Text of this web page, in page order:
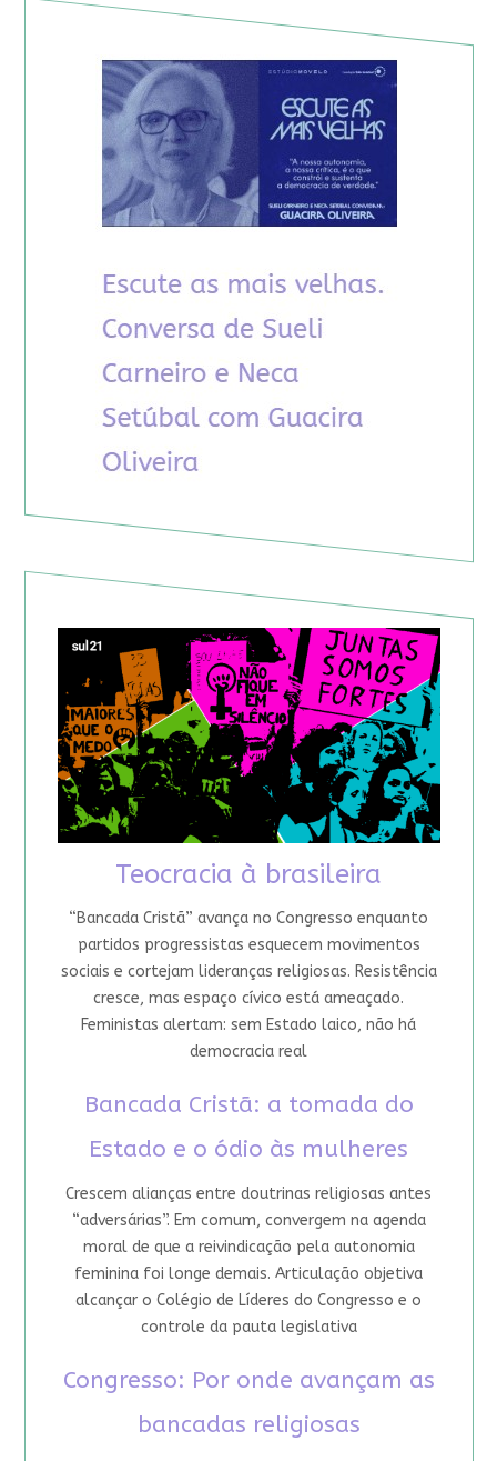
Teocracia à brasileira
“Bancada Cristã” avança no Congresso enquanto
partidos progressistas esquecem movimentos
sociais e cortejam lideranças religiosas. Resistência
cresce, mas espaço cívico está ameaçado.
Feministas alertam: sem Estado laico, não há
democracia real
Bancada Cristã: a tomada do
Estado e o ódio às mulheres
Crescem alianças entre doutrinas religiosas antes
“adversárias”. Em comum, convergem na agenda
moral de que a reivindicação pela autonomia
feminina foi longe demais. Articulação objetiva
alcançar o Colégio de Líderes do Congresso e o
controle da pauta legislativa
Congresso: Por onde avançam as
bancadas religiosas